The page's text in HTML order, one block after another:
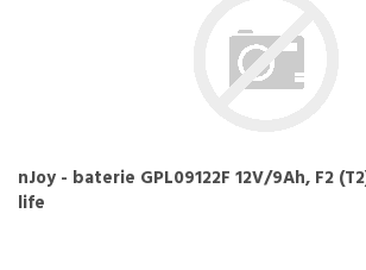
nJoy - baterie GPL09122F 12V/9Ah, F2
life